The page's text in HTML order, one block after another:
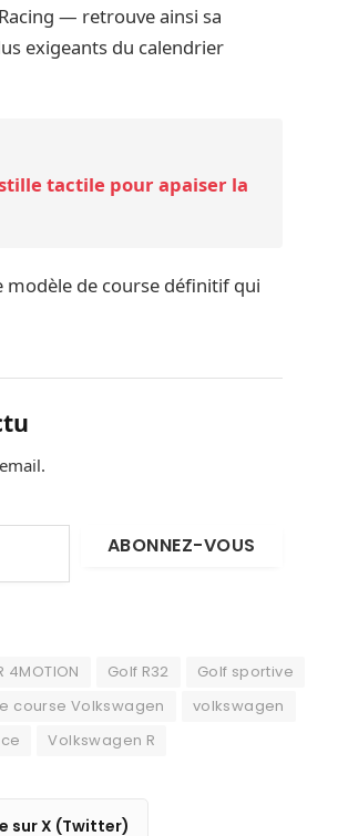
— retrouve ainsi sa
exigeants du calendrier
tactile pour apaiser la
modèle de course définitif qui
ABONNEZ-VOUS
4MOTION Golf R32
Golf sportive
course Volkswagen
volkswagen
Volkswagen R
sur X (Twitter)